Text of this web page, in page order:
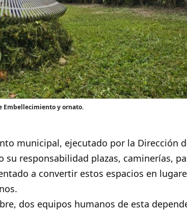
Embellecimiento y ornato.
municipal, ejecutado por la Dirección
responsabilidad plazas, caminerías,
a convertir estos espacios en
dos equipos humanos de esta